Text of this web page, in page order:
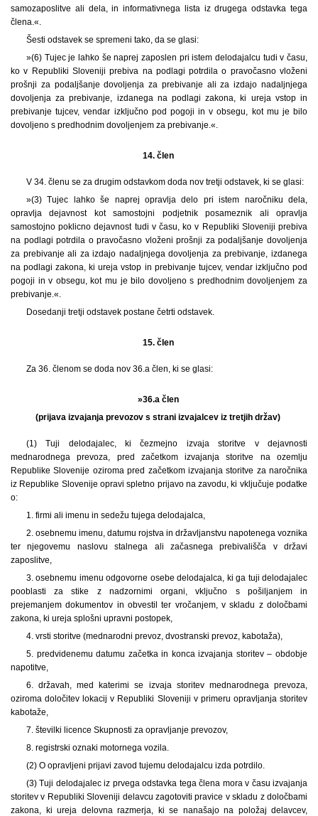
samozaposlitve ali dela, in informativnega lista iz drugega odstavka tega
člena.«.
Šesti odstavek se spremeni tako, da se glasi:
»(6) Tujec je lahko še naprej zaposlen pri istem delodajalcu tudi v času,
ko v Republiki Sloveniji prebiva na podlagi potrdila o pravočasno vloženi
prošnji za podaljšanje dovoljenja za prebivanje ali za izdajo nadaljnjega
dovoljenja za prebivanje, izdanega na podlagi zakona, ki ureja vstop in
prebivanje tujcev, vendar izključno pod pogoji in v obsegu, kot mu je bilo
dovoljeno s predhodnim dovoljenjem za prebivanje.«.
14. člen
V 34. členu se za drugim odstavkom doda nov tretji odstavek, ki se glasi:
»(3) Tujec lahko še naprej opravlja delo pri istem naročniku dela,
opravlja dejavnost kot samostojni podjetnik posameznik ali opravlja
samostojno poklicno dejavnost tudi v času, ko v Republiki Sloveniji prebiva
na podlagi potrdila o pravočasno vloženi prošnji za podaljšanje dovoljenja
za prebivanje ali za izdajo nadaljnjega dovoljenja za prebivanje, izdanega
na podlagi zakona, ki ureja vstop in prebivanje tujcev, vendar izključno pod
pogoji in v obsegu, kot mu je bilo dovoljeno s predhodnim dovoljenjem za
prebivanje.«.
Dosedanji tretji odstavek postane četrti odstavek.
15. člen
Za 36. členom se doda nov 36.a člen, ki se glasi:
»36.a člen
(prijava izvajanja prevozov s strani izvajalcev iz tretjih držav)
(1) Tuji delodajalec, ki čezmejno izvaja storitve v dejavnosti
mednarodnega prevoza, pred začetkom izvajanja storitve na ozemlju
Republike Slovenije oziroma pred začetkom izvajanja storitve za naročnika
iz Republike Slovenije opravi spletno prijavo na zavodu, ki vključuje podatke
o:
1. firmi ali imenu in sedežu tujega delodajalca,
2. osebnemu imenu, datumu rojstva in državljanstvu napotenega voznika
ter njegovemu naslovu stalnega ali začasnega prebivališča v državi
zaposlitve,
3. osebnemu imenu odgovorne osebe delodajalca, ki ga tuji delodajalec
pooblasti za stike z nadzornimi organi, vključno s pošiljanjem in
prejemanjem dokumentov in obvestil ter vročanjem, v skladu z določbami
zakona, ki ureja splošni upravni postopek,
4. vrsti storitve (mednarodni prevoz, dvostranski prevoz, kabotaža),
5. predvidenemu datumu začetka in konca izvajanja storitev – obdobje
napotitve,
6. državah, med katerimi se izvaja storitev mednarodnega prevoza,
oziroma določitev lokacij v Republiki Sloveniji v primeru opravljanja storitev
kabotaže,
7. številki licence Skupnosti za opravljanje prevozov,
8. registrski oznaki motornega vozila.
(2) O opravljeni prijavi zavod tujemu delodajalcu izda potrdilo.
(3) Tuji delodajalec iz prvega odstavka tega člena mora v času izvajanja
storitev v Republiki Sloveniji delavcu zagotoviti pravice v skladu z določbami
zakona, ki ureja delovna razmerja, ki se nanašajo na položaj delavcev,